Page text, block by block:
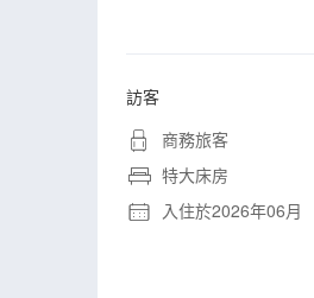
訪客
商務旅客
特大床房
入住於2026年06月